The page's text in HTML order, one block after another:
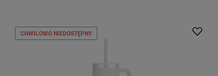
CHWILOWO NIEDOSTĘPNY